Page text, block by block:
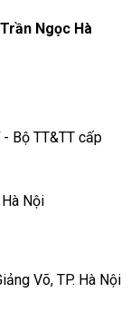
Trần Ngọc Hà
Bộ TT&TT cấp
Nội
Võ, TP. Hà Nội